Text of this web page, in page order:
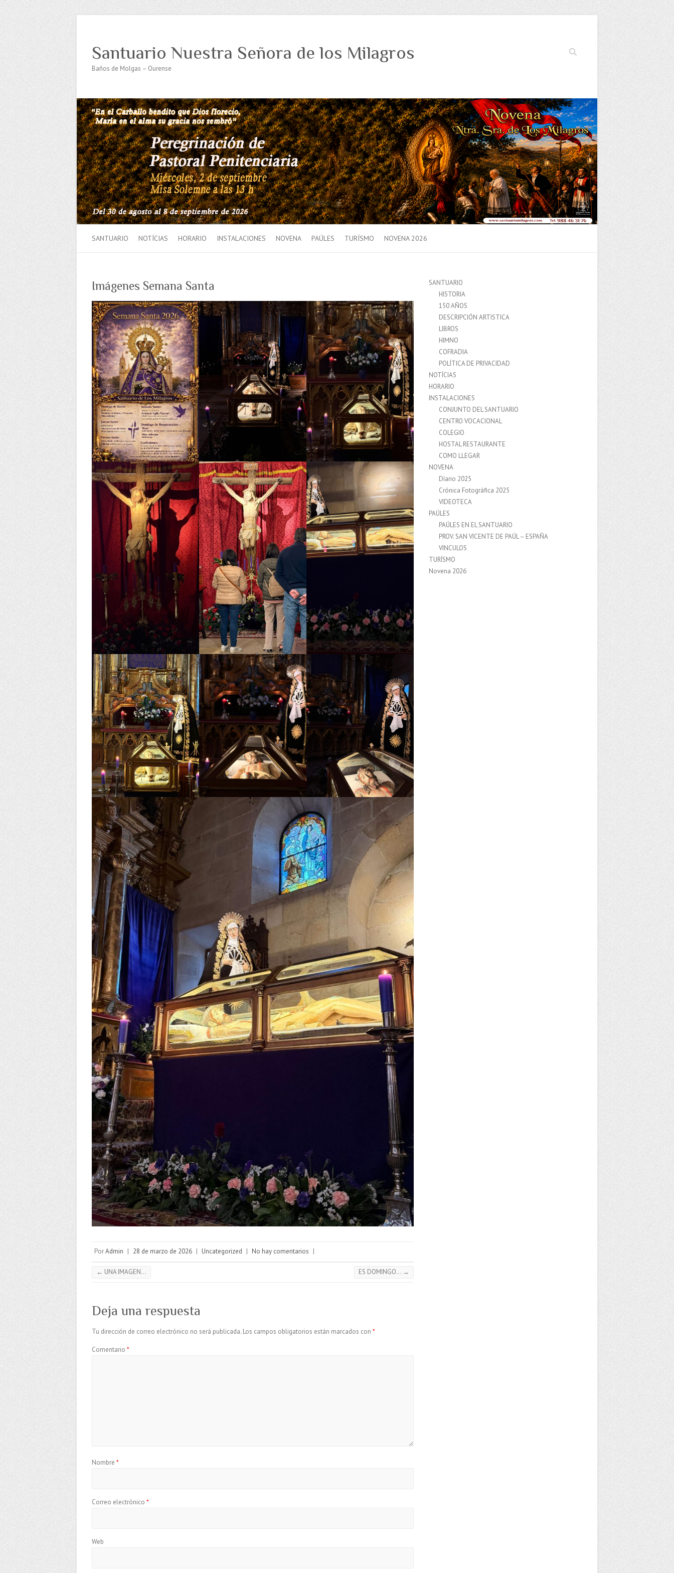
Buscar
Santuario Nuestra Señora de los Milagros
Baños de Molgas – Ourense
SANTUARIO NOTÍCIAS HORARIO INSTALACIONES NOVENA PAÚLES TURÍSMO NOVENA 2026
Imágenes Semana Santa
PorAdmin | 28 de marzo de 2026 | Uncategorized | No hay comentarios |
← UNA IMAGEN… ES DOMINGO… →
Deja una respuesta
Tu dirección de correo electrónico no será publicada. Los campos obligatorios están marcados con *
Comentario *
Nombre *
Correo electrónico *
Web
SANTUARIO
HISTORIA
150 AÑOS
DESCRIPCIÓN ARTISTICA
LIBROS
HIMNO
COFRADIA
POLÍTICA DE PRIVACIDAD
NOTÍCIAS
HORARIO
INSTALACIONES
CONJUNTO DEL SANTUARIO
CENTRO VOCACIONAL
COLEGIO
HOSTAL RESTAURANTE
COMO LLEGAR
NOVENA
Díario 2025
Crónica Fotográfica 2025
VIDEOTECA
PAÚLES
PAÚLES EN EL SANTUARIO
PROV. SAN VICENTE DE PAÚL – ESPAÑA
VINCULOS
TURÍSMO
Novena 2026